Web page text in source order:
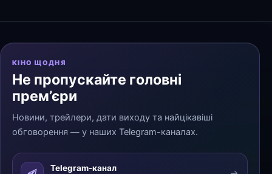
КІНО ЩОДНЯ
Не пропускайте головні
прем’єри
Новини, трейлери, дати виходу та найцікавіші
обговорення — у наших Telegram-каналах.
Telegram-канал